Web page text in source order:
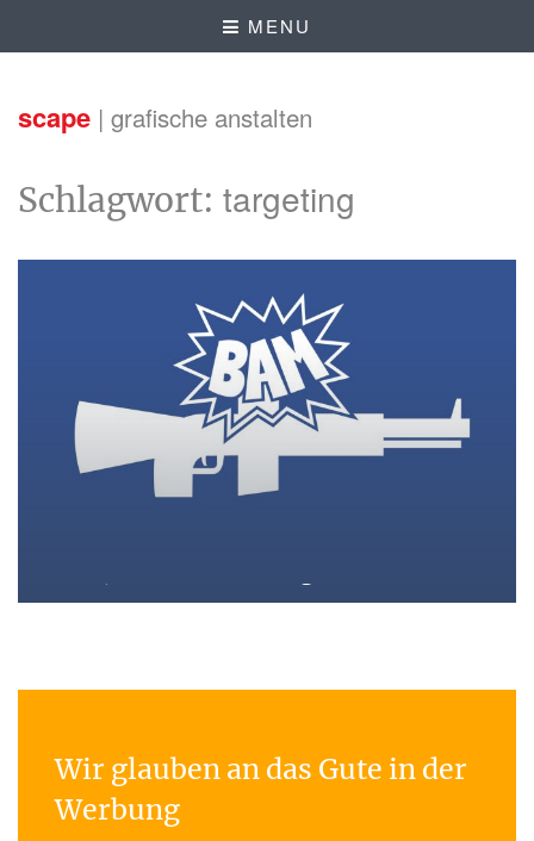
MENU
scape | grafische anstalten
Schlagwort: targeting
Wir glauben an das Gute in der
Werbung